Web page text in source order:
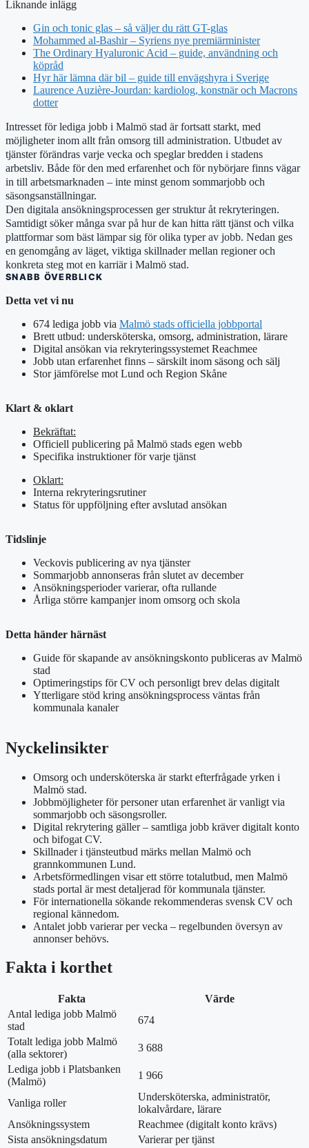
Liknande inlägg
Gin och tonic glas – så väljer du rätt GT-glas
Mohammed al-Bashir – Syriens nye premiärminister
The Ordinary Hyaluronic Acid – guide, användning och
köpråd
Hyr här lämna där bil – guide till envägshyra i Sverige
Laurence Auzière-Jourdan: kardiolog, konstnär och Macrons
dotter
Intresset för lediga jobb i Malmö stad är fortsatt starkt, med
möjligheter inom allt från omsorg till administration. Utbudet av
tjänster förändras varje vecka och speglar bredden i stadens
arbetsliv. Både för den med erfarenhet och för nybörjare finns vägar
in till arbetsmarknaden – inte minst genom sommarjobb och
säsongsanställningar.
Den digitala ansökningsprocessen ger struktur åt rekryteringen.
Samtidigt söker många svar på hur de kan hitta rätt tjänst och vilka
plattformar som bäst lämpar sig för olika typer av jobb. Nedan ges
en genomgång av läget, viktiga skillnader mellan regioner och
konkreta steg mot en karriär i Malmö stad.
SNABB ÖVERBLICK
Detta vet vi nu
674 lediga jobb via Malmö stads officiella jobbportal
Brett utbud: undersköterska, omsorg, administration, lärare
Digital ansökan via rekryteringssystemet Reachmee
Jobb utan erfarenhet finns – särskilt inom säsong och sälj
Stor jämförelse mot Lund och Region Skåne
Klart & oklart
Bekräftat:
Officiell publicering på Malmö stads egen webb
Specifika instruktioner för varje tjänst
Oklart:
Interna rekryteringsrutiner
Status för uppföljning efter avslutad ansökan
Tidslinje
Veckovis publicering av nya tjänster
Sommarjobb annonseras från slutet av december
Ansökningsperioder varierar, ofta rullande
Årliga större kampanjer inom omsorg och skola
Detta händer härnäst
Guide för skapande av ansökningskonto publiceras av Malmö
stad
Optimeringstips för CV och personligt brev delas digitalt
Ytterligare stöd kring ansökningsprocess väntas från
kommunala kanaler
Nyckelinsikter
Omsorg och undersköterska är starkt efterfrågade yrken i
Malmö stad.
Jobbmöjligheter för personer utan erfarenhet är vanligt via
sommarjobb och säsongsroller.
Digital rekrytering gäller – samtliga jobb kräver digitalt konto
och bifogat CV.
Skillnader i tjänsteutbud märks mellan Malmö och
grannkommunen Lund.
Arbetsförmedlingen visar ett större totalutbud, men Malmö
stads portal är mest detaljerad för kommunala tjänster.
För internationella sökande rekommenderas svensk CV och
regional kännedom.
Antalet jobb varierar per vecka – regelbunden översyn av
annonser behövs.
Fakta i korthet
Fakta
Värde
Antal lediga jobb Malmö
stad
674
Totalt lediga jobb Malmö
(alla sektorer)
3 688
Lediga jobb i Platsbanken
(Malmö)
1 966
Vanliga roller
Undersköterska, administratör,
lokalvårdare, lärare
Ansökningssystem
Reachmee (digitalt konto krävs)
Sista ansökningsdatum
Varierar per tjänst